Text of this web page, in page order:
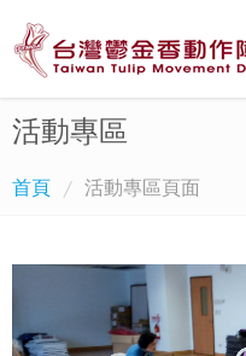
活動專區
首頁 活動專區頁面